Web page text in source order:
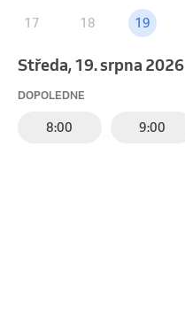
17 18 19
středa, 19. srpna 2026
DOPOLEDNE
8:00 9:00